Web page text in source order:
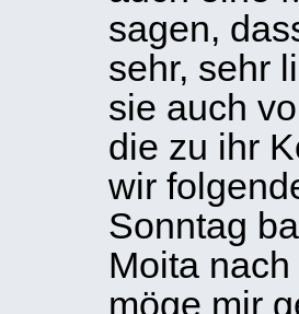
sagen,
sehr, sehr
sie auch
die zu ihr
wir
Sonntag
Moita
möge mir